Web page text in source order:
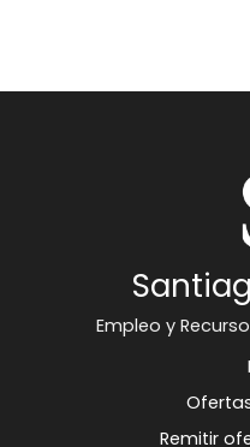
Empleo y
Remitir